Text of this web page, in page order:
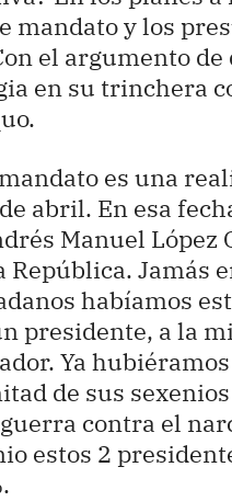
mandato y los
el argumento de
en su trinchera
es una
abril. En esa
Manuel López
República. Jamás
habíamos
presidente, a la
Ya
de sus
contra el
estos 2